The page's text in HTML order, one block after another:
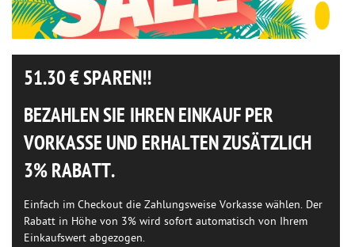
51.30€ SPAREN!!
BEZAHLEN SIE IHREN EINKAUF PER
VORKASSE UND ERHALTEN ZUSÄTZLICH
3% RABATT.
Einfach im Checkout die Zahlungsweise Vorkasse wählen. Der
Rabatt in Höhe von 3% wird sofort automatisch von Ihrem
Einkaufswert abgezogen.